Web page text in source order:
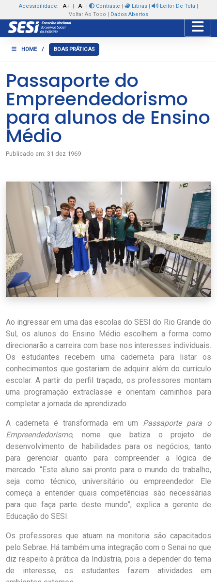
Acessibilidade: A+ | A- | Contraste | Libras | Leitor De Tela |
Voltar Ao Topo | Dados Abertos
HOME / BOAS PRÁTICAS
Passaporte do
Empreendedorismo
para alunos de Ensino
Médio
Publicado em: 31 dez 1969
Ao ingressar em uma das escolas do SESI do Rio Grande do
Sul, os alunos do Ensino Médio escolhem a forma como
direcionarão a carreira com base nos interesses individuais.
Os estudantes recebem uma caderneta para listar os
conhecimentos que gostariam de adquirir além do currículo
escolar. A partir do perfil traçado, os professores montam
uma programação extraclasse e orientam caminhos para
completar a jornada de aprendizado.
A caderneta é transformada em um Passaporte para o
Empreendedorismo, nome que batiza o projeto de
desenvolvimento de habilidades para os negócios, tanto
para gerenciar quanto para compreender a lógica de
mercado. “Este aluno sai pronto para o mundo do trabalho,
seja como técnico, universitário ou empreendedor. Ele
começa a entender quais competências são necessárias
para que faça parte deste mundo”, explica a gerente de
Educação do SESI.
Os professores que atuam na monitoria são capacitados
pelo Sebrae. Há também uma integração com o Senai no que
diz respeito à prática da Indústria, pois a depender do tema
de interesse, os estudantes fazem atividades em